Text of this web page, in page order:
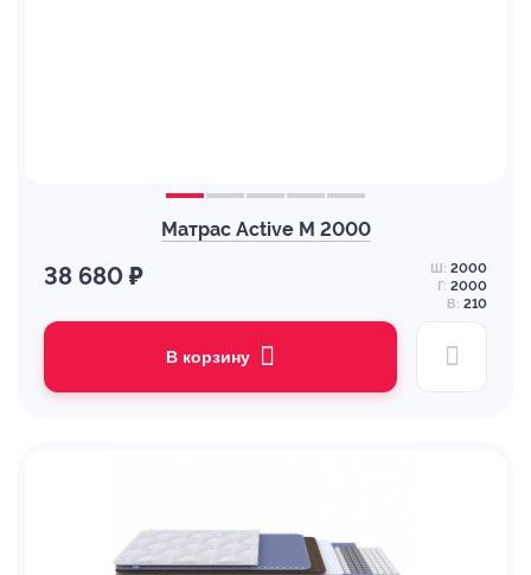
Матрас Active M 2000
38 680 ₽ Ш: 2000
Г: 2000
В: 210
В корзину